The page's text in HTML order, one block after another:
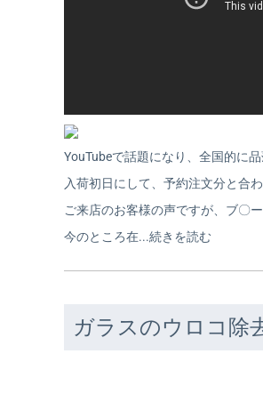
YouTubeで話題になり、全国的に
入荷初日にして、予約注文分と合
ご来店のお客様の声ですが、ブ〇
今のところ在...続きを読む
ガラスのウロコ除